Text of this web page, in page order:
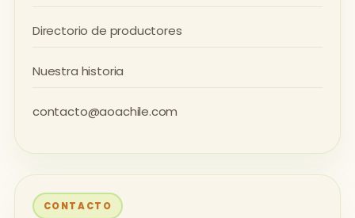
Directorio de productores
Nuestra historia
contacto@aoachile.com
CONTACTO